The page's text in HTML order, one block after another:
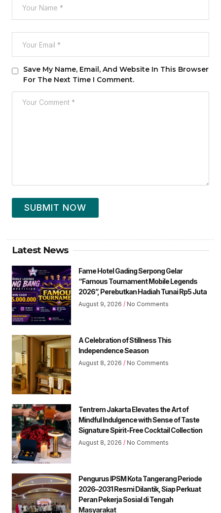
Save My Name, Email, And Website In This Browser
For The Next Time I Comment.
SUBMIT NOW
Latest News
Fame Hotel Gading Serpong Gelar
“Famous Tournament Mobile Legends
2026”, Perebutkan Hadiah Tunai Rp5 Juta
August 9, 2026 No Comments
A Celebration of Stillness This
Independence Season
August 8, 2026 No Comments
Tentrem Jakarta Elevates the Art of
Mindful Indulgence with Sense of Taste
Signature Spirit-Free Cocktail Collection
August 8, 2026 No Comments
Pengurus IPSM Kota Tangerang Periode
2026–2031 Resmi Dilantik, Siap Perkuat
Peran Pekerja Sosial di Tengah
Masyarakat